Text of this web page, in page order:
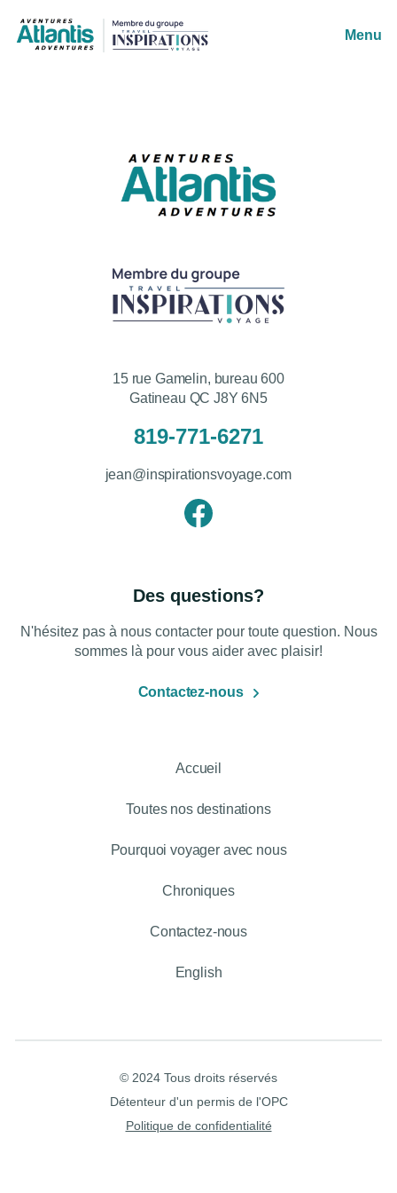
Menu
15 rue Gamelin, bureau 600
Gatineau QC J8Y 6N5
819-771-6271
jean@inspirationsvoyage.com
Des questions?
N'hésitez pas à nous contacter pour toute question. Nous
sommes là pour vous aider avec plaisir!
Contactez-nous
Accueil
Toutes nos destinations
Pourquoi voyager avec nous
Chroniques
Contactez-nous
English
© 2024 Tous droits réservés
Détenteur d'un permis de l'OPC
Politique de confidentialité